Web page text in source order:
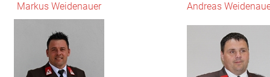
Markus Weidenauer
Andreas